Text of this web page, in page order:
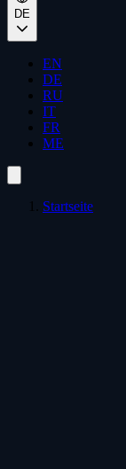
DE
EN
DE
RU
IT
FR
ME
Startseite